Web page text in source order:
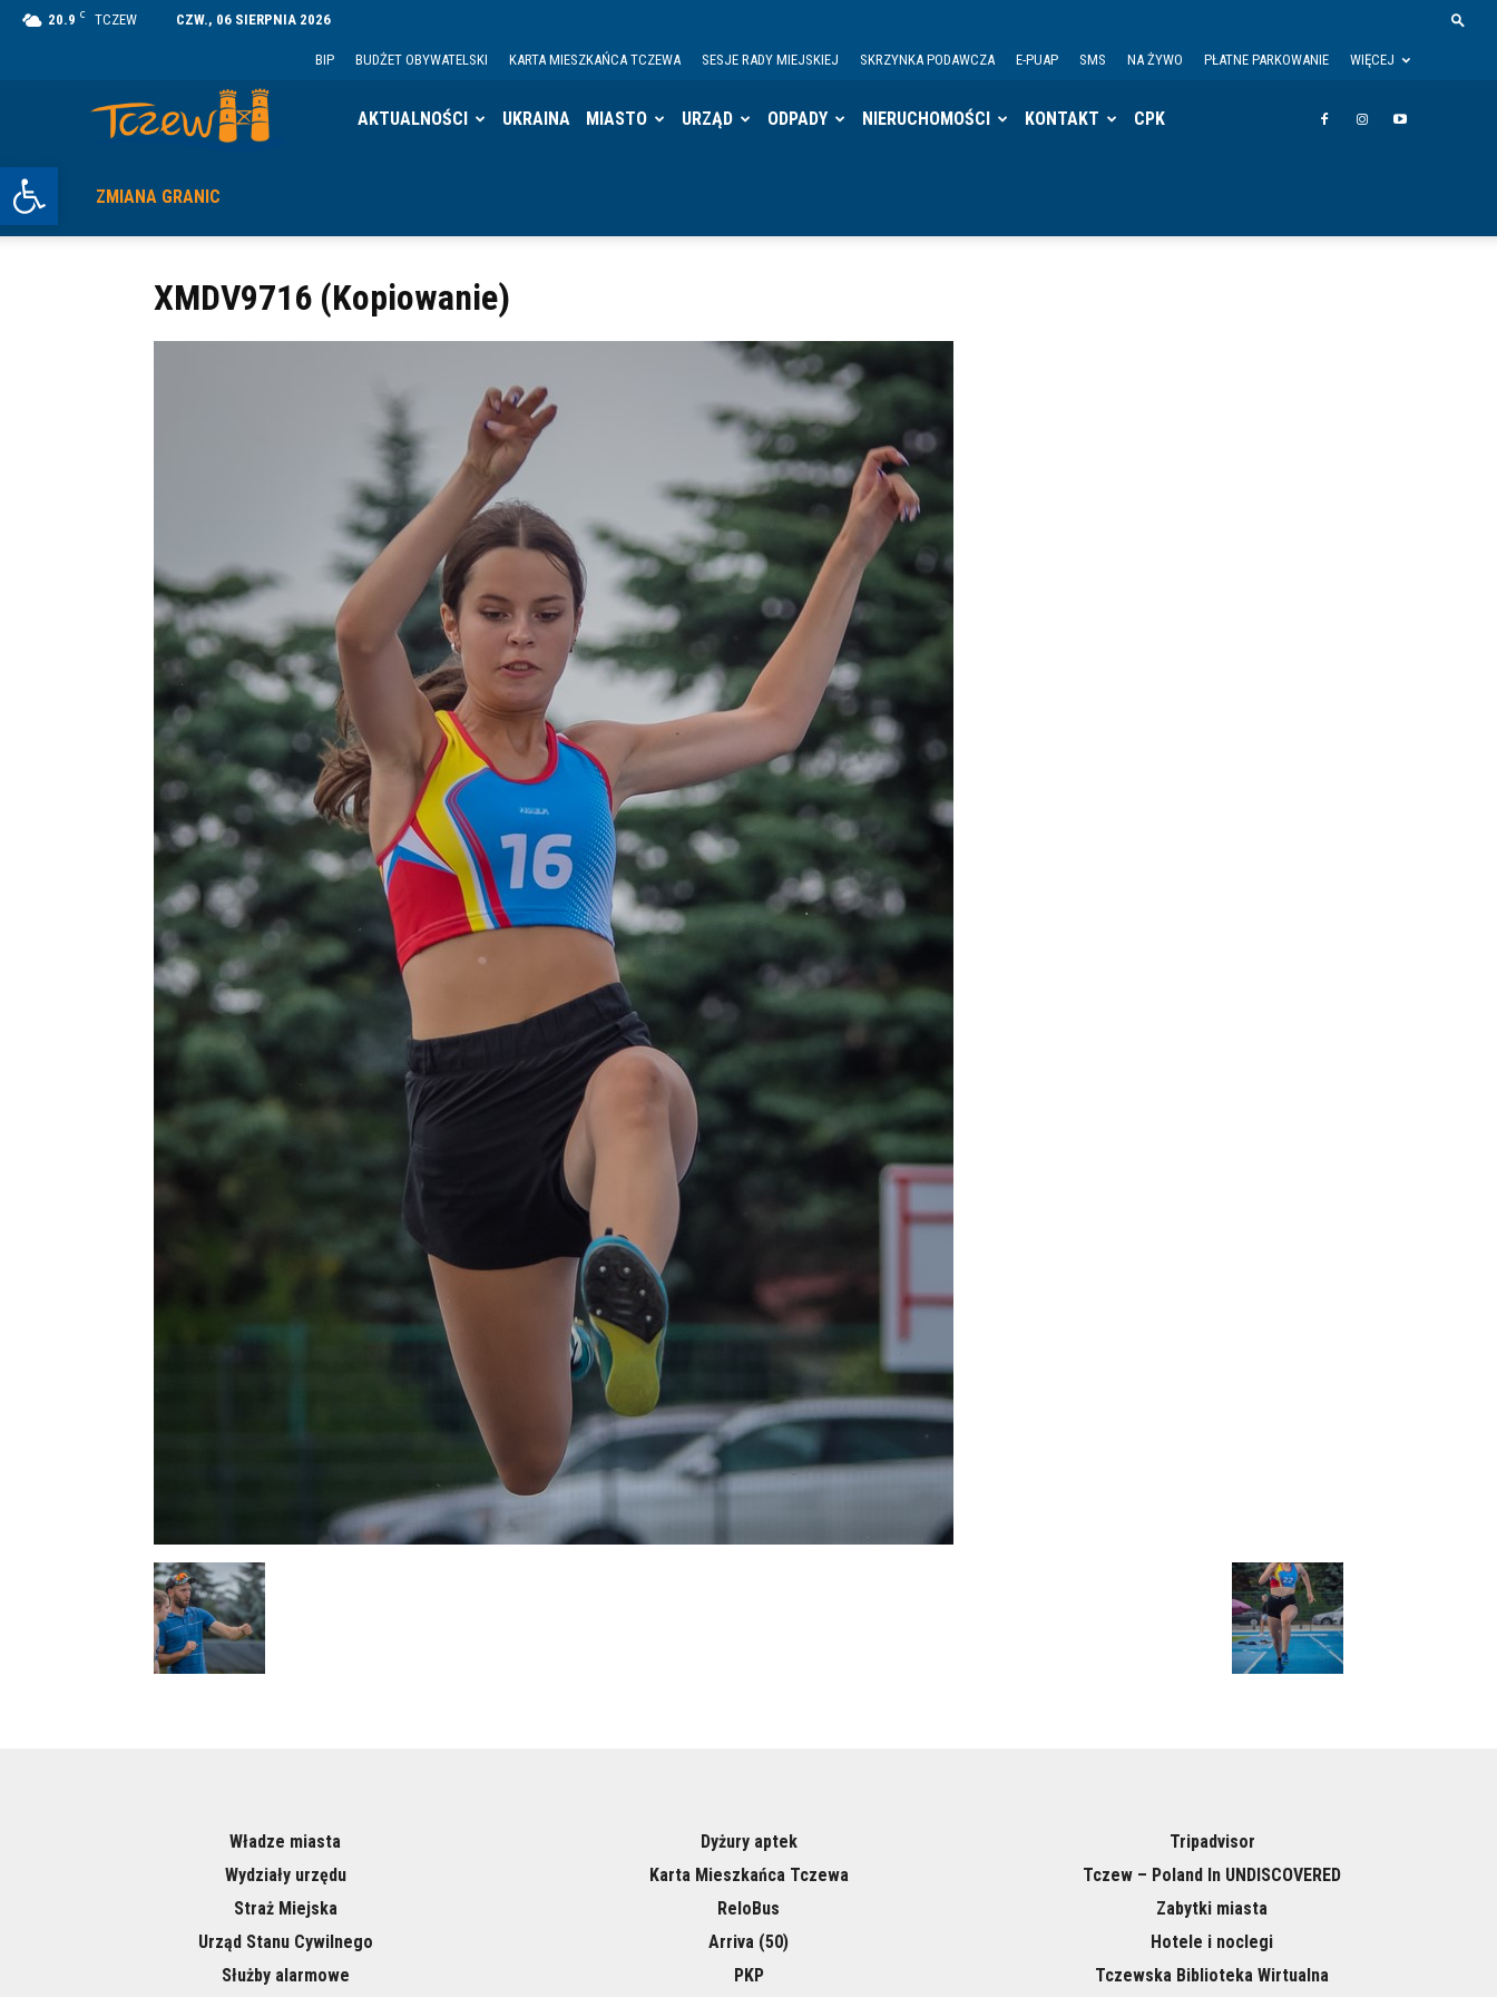
Otwórz pasek narzędzi
20.9 C TCZEW CZW., 06 SIERPNIA 2026
BIP BUDŻET OBYWATELSKI KARTA MIESZKAŃCA TCZEWA SESJE RADY MIEJSKIEJ SKRZYNKA PODAWCZA E-PUAP SMS NA ŻYWO PŁATNE PARKOWANIE WIĘCEJ
AKTUALNOŚCI UKRAINA MIASTO URZĄD ODPADY NIERUCHOMOŚCI KONTAKT CPK
ZMIANA GRANIC
XMDV9716 (Kopiowanie)
Władze miasta
Wydziały urzędu
Straż Miejska
Urząd Stanu Cywilnego
Służby alarmowe
Dyżury aptek
Karta Mieszkańca Tczewa
ReloBus
Arriva (50)
PKP
Tripadvisor
Tczew – Poland In UNDISCOVERED
Zabytki miasta
Hotele i noclegi
Tczewska Biblioteka Wirtualna